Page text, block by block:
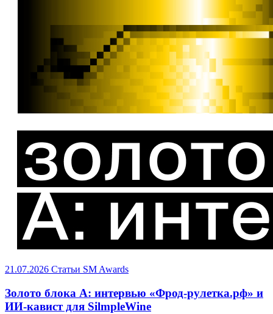
21.07.2026 Статьи SM Awards
Золото блока A: интервью «Фрод-рулетка.рф» и
ИИ-кавист для SilmpleWine